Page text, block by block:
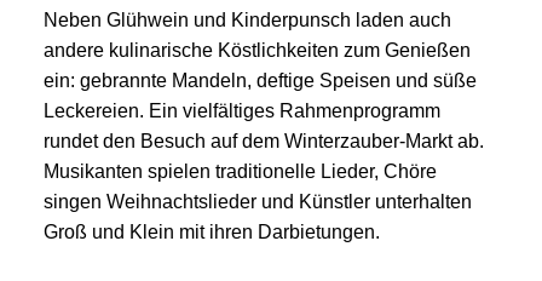
Neben Glühwein und Kinderpunsch laden auch
andere kulinarische Köstlichkeiten zum Genießen
ein: gebrannte Mandeln, deftige Speisen und süße
Leckereien. Ein vielfältiges Rahmenprogramm
rundet den Besuch auf dem Winterzauber-Markt ab.
Musikanten spielen traditionelle Lieder, Chöre
singen Weihnachtslieder und Künstler unterhalten
Groß und Klein mit ihren Darbietungen.